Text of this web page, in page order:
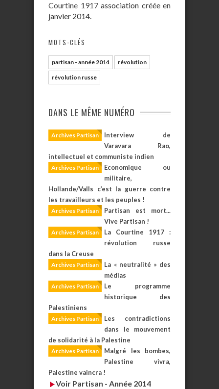
Courtine 1917association créée en
janvier 2014.
MOTS-CLÉS
partisan - année 2014 révolution
révolution russe
DANS LE MÊME NUMÉRO
Archives Partisan
Interview de
Varavara Rao,
intellectuel et communiste indien
Archives Partisan
Economique ou
militaire,
Hollande/Valls c’est la guerre contre
les travailleurs et les peuples !
Archives Partisan
Partisan est mort...
Vive Partisan !
Archives Partisan
La Courtine 1917 :
révolution russe
dans la Creuse
Archives Partisan
La « neutralité » des
médias
Archives Partisan
Le programme
historique des
Palestiniens
Archives Partisan
Les contradictions
dans le mouvement
de solidarité à la Palestine
Archives Partisan
Malgré les bombes,
Palestine vivra,
Palestine vaincra !
Voir Partisan - Année 2014